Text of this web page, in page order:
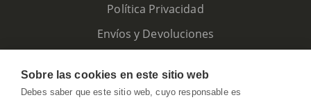
Política Privacidad
Envíos y Devoluciones
Sobre las cookies en este sitio web
Debes saber que este sitio web, cuyo responsable es